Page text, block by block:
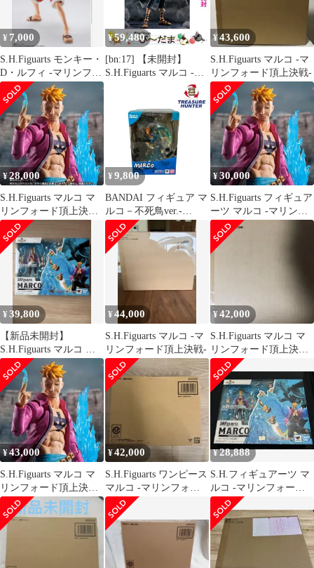
¥ 7,000
S.H.Figuarts モンキー・
D・ルフィ -マリンフォ
ード頂上決戦-
¥59,480
[bn:17] 【未開封】
S.H.Figuarts マルコ -マ
リンフォード頂上決戦-
¥43,600
S.H.Figuarts マルコ -マ
リンフォード頂上決戦-
¥28,000
S.H.Figuarts マルコ マ
リンフォード頂上決戦
フィギュアーツ
¥ 9,800
BANDAI フィギュア マ
ルコ－不死鳥ver.-
FiguartsZERO -超激戦-
EXTRA BATTLE- ワン
ピース 1/7塗装済み完成
品 未開封品 バンダイ
【109058461005】
¥30,000
S.H.Figuarts フィギュア
ーツ マルコ -マリンフ
ォード頂上決戦-
¥39,800
【新品未開封】
S.H.Figuarts マルコ マ
リンフォード頂上決戦
¥44,000
S.H.Figuarts マルコ -マ
リンフォード頂上決戦-
¥42,000
S.H.Figuarts マルコ マ
リンフォード頂上決戦
MARCO
¥43,000
S.H.Figuarts マルコ マ
リンフォード頂上決戦
SHフィギュアーツ
¥42,000
S.H.Figuarts ワンピース
マルコ -マリンフォー
ド頂上決戦- 新品
¥28,888
S.H.フィギュアーツ マ
ルコ -マリンフォード
頂上決戦-